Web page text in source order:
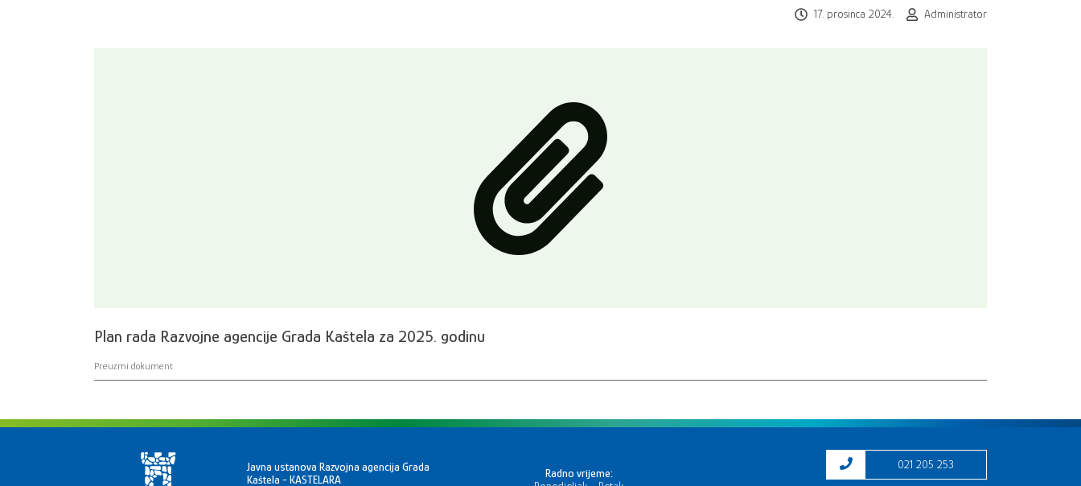
17. prosinca 2024. Administrator
Plan rada Razvojne agencije Grada Kaštela za 2025. godinu
Preuzmi dokument
Javna ustanova Razvojna agencija Grada
Kaštela - KASTELARA
Radno vrijeme:
021 205 253